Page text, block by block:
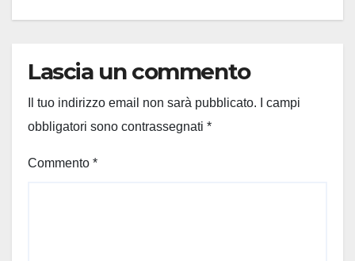
Lascia un commento
Il tuo indirizzo email non sarà pubblicato.
I campi
obbligatori sono contrassegnati *
Commento *